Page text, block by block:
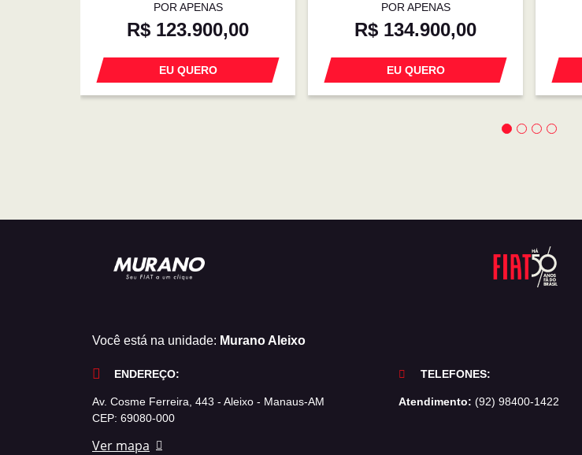
POR APENAS
R$ 123.900,00
EU QUERO
POR APENAS
R$ 134.900,00
EU QUERO
Você está na unidade: Murano Aleixo
ENDEREÇO:
Av. Cosme Ferreira, 443 - Aleixo - Manaus-AM
CEP: 69080-000
Ver mapa
TELEFONES:
Atendimento: (92) 98400-1422